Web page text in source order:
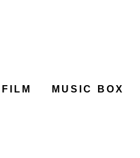
FILM MUSIC BOX